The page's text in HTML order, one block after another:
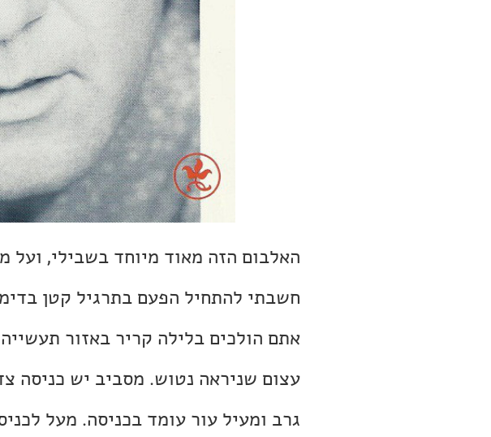
האלבום הזה מאוד מיוחד בשבילי, ועל
חשבתי להתחיל הפעם בתרגיל קטן
אתם הולכים בלילה קריר באזור
עצום שניראה נטוש. מסביב יש כניסה
גרב ומעיל עור עומד בכניסה. מעל